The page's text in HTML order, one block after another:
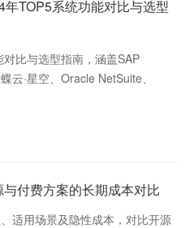
TOP5系统功能对比与选型
比与选型指南，涵盖SAP
云·星空、Oracle NetSuite、
付费方案的长期成本对比
适用场景及隐性成本，对比开源